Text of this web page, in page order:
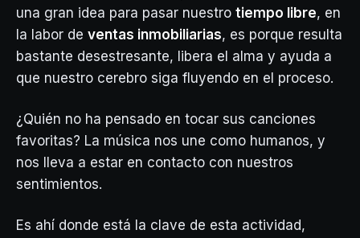
una gran idea para pasar nuestro tiempo libre, en
la labor de ventas inmobiliarias, es porque resulta
bastante desestresante, libera el alma y ayuda a
que nuestro cerebro siga fluyendo en el proceso.
¿Quién no ha pensado en tocar sus canciones
favoritas? La música nos une como humanos, y
nos lleva a estar en contacto con nuestros
sentimientos.
Es ahí donde está la clave de esta actividad,